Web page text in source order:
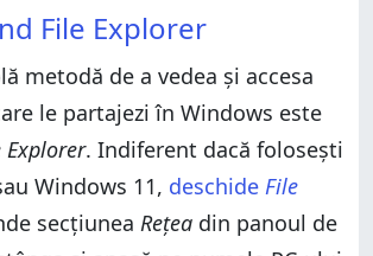
(cu Terminal, Linia de comandă
să afișeze folderele tale
File Explorer
metodă de a vedea și accesa
le partajezi în Windows este
Explorer. Indiferent dacă folosești
Windows 11, deschide File
secțiunea Rețea din panoul de